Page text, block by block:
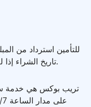
تاريخ الشراء إذا لم يتم تفعيل الوثيقة. لا توجد أسئلة أخرى.
تريب بوكس هي خدمة